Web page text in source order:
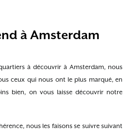
à Amsterdam
à découvrir à Amsterdam, nous
ceux qui nous ont le plus marqué, en
bien, on vous laisse découvrir notre
nous les faisons se suivre suivant